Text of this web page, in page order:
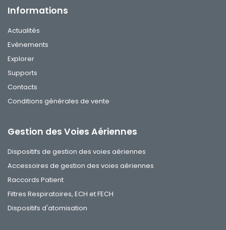
Informations
Actualités
Evènements
Explorer
Supports
Contacts
Conditions générales de vente
Gestion des Voies Aériennes
Dispositifs de gestion des voies aériennes
Accessoires de gestion des voies aériennes
Raccords Patient
Filtres Respiratoires, ECH et FECH
Dispositifs d'atomisation